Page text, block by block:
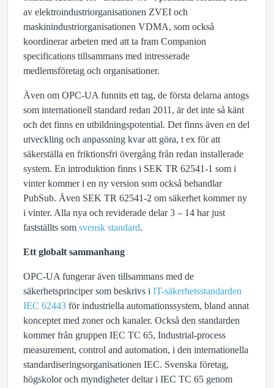
av elektroindustriorganisationen ZVEI och
maskinindustriorganisationen VDMA, som också
koordinerar arbeten med att ta fram Companion
specifications tillsammans med intresserade
medlemsföretag och organisationer.
Även om OPC-UA funnits ett tag, de första delarna antogs
som internationell standard redan 2011, är det inte så känt
och det finns en utbildningspotential. Det finns även en del
utveckling och anpassning kvar att göra, t ex för att
säkerställa en friktionsfri övergång från redan installerade
system. En introduktion finns i SEK TR 62541-1 som i
vinter kommer i en ny version som också behandlar
PubSub. Även SEK TR 62541-2 om säkerhet kommer ny
i vinter. Alla nya och reviderade delar 3 – 14 har just
fastställts som svensk standard.
Ett globalt sammanhang
OPC-UA fungerar även tillsammans med de
säkerhetsprinciper som beskrivs i IT-säkerhetsstandarden
IEC 62443 för industriella automationssystem, bland annat
konceptet med zoner och kanaler. Också den standarden
kommer från gruppen IEC TC 65, Industrial-process
measurement, control and automation, i den internationella
standardiseringsorganisationen IEC. Svenska företag,
högskolor och myndigheter deltar i IEC TC 65 genom